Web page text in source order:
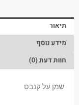
תיאור
מידע נוסף
חוות דעת (0)
שמן על קנבס